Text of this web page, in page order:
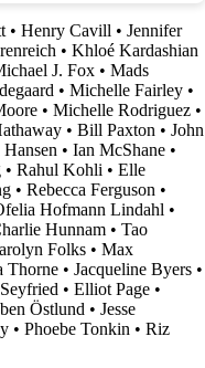
• Henry Cavill • Jennifer
• Khloé Kardashian
J. Fox • Mads
• Michelle Fairley •
• Michelle Rodriguez •
• Bill Paxton • John
• Ian McShane •
• Rahul Kohli • Elle
• Rebecca Ferguson •
Hofmann Lindahl •
Hunnam • Tao
Folks • Max
Thorne • Jacqueline Byers •
• Elliot Page •
Östlund • Jesse
• Phoebe Tonkin • Riz